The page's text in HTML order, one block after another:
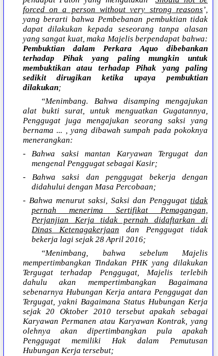
forced on a person without very strong reasons’,
yang berarti bahwa Pembebanan pembuktian tidak
dapat dilakukan kepada seseorang tanpa alasan
yang sangat kuat, maka Majelis berpendapat bahwa:
Pembuktian dalam Perkara Aquo dibebankan
terhadap Pihak yang paling mungkin untuk
membuktikan atau terhadap Pihak yang paling
sedikit dirugikan ketika upaya pembuktian
dilakukan;
“Menimbang. Bahwa disamping mengajukan
alat bukti surat, untuk menguatkan Gugatannya,
Penggugat juga mengajukan seorang saksi yang
bernama ... , yang dibawah sumpah pada pokoknya
menerangkan:
- Bahwa saksi mantan Karyawan Tergugat dan
mengenal Penggugat sebagai Kasir;
- Bahwa saksi dan penggugat bekerja dengan
didahului dengan Masa Percobaan;
- Bahwa menurut saksi, Saksi dan Penggugat tidak
pernah menerima Sertifikat Pemagangan,
Perjanjian Kerja tidak pernah didaftarkan di
Dinas Ketenagakerjaan dan Penggugat tidak
bekerja lagi sejak 28 April 2016;
“Menimbang, bahwa sebelum Majelis
mempertimbangkan Tindakan PHK yang dilakukan
Tergugat terhadap Penggugat, Majelis terlebih
dahulu akan mempertimbangkan Bagaimana
sebenarnya Hubungan Kerja antara Penggugat dan
Tergugat, yakni Bagaimana Status Hubungan Kerja
sejak 20 Oktober 2010 tersebut apakah sebagai
Karyawan Permanen atau Karyawan Kontrak, yang
olehnya akan dipertimbangkan pula apakah
Penggugat memiliki Hak dalam Pemutusan
Hubungan Kerja tersebut;